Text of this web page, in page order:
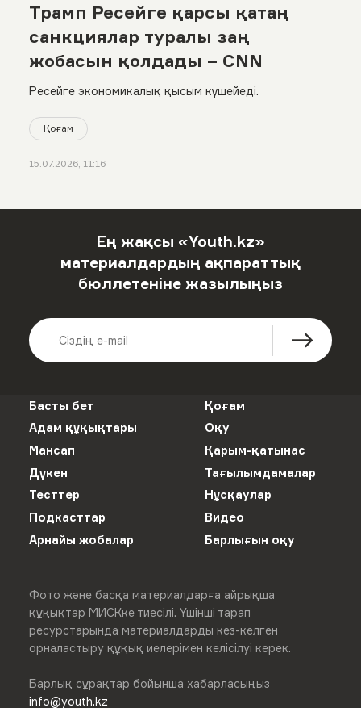
Трамп Ресейге қарсы қатаң
санкциялар туралы заң
жобасын қолдады – CNN
Ресейге экономикалық қысым күшейеді.
Қоғам
15.07.2026, 11:16
Ең жақсы «Youth.kz»
материалдардың ақпараттық
бюллетеніне жазылыңыз
Басты бет
Қоғам
Адам құқықтары
Оқу
Мансап
Қарым-қатынас
Дүкен
Тағылымдамалар
Тесттер
Нұсқаулар
Подкасттар
Видео
Арнайы жобалар
Барлығын оқу
Фото және басқа материалдарға айрықша
құқықтар МИСКке тиесілі. Үшінші тарап
ресурстарында материалдарды кез-келген
орналастыру құқық иелерімен келісілуі керек.
Барлық сұрақтар бойынша хабарласыңыз
info@youth.kz